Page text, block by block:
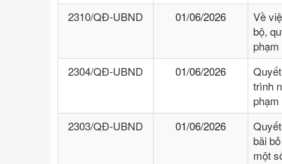
2310/QĐ-UBND
01/06/2026
Về
bộ,
2304/QĐ-UBND
01/06/2026
trình
phạm
2303/QĐ-UBND
01/06/2026
bãi
một